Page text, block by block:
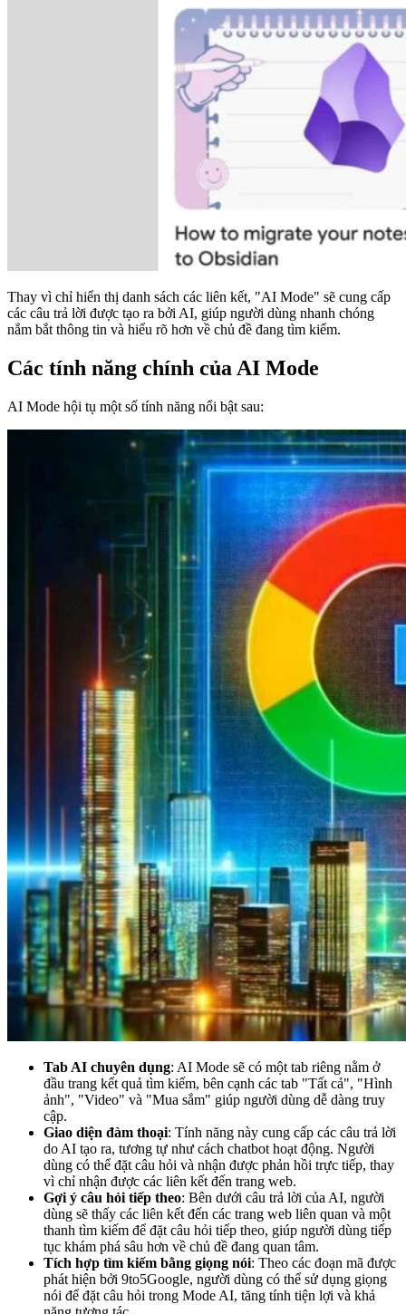
Thay vì chỉ hiển thị danh sách các liên kết, "AI Mode" sẽ cung cấp
các câu trả lời được tạo ra bởi AI, giúp người dùng nhanh chóng
nắm bắt thông tin và hiểu rõ hơn về chủ đề đang tìm kiếm.
Các tính năng chính của AI Mode
AI Mode hội tụ một số tính năng nổi bật sau:
Tab AI chuyên dụng: AI Mode sẽ có một tab riêng nằm ở
đầu trang kết quả tìm kiếm, bên cạnh các tab "Tất cả", "Hình
ảnh", "Video" và "Mua sắm" giúp người dùng dễ dàng truy
cập.
Giao diện đàm thoại: Tính năng này cung cấp các câu trả lời
do AI tạo ra, tương tự như cách chatbot hoạt động. Người
dùng có thể đặt câu hỏi và nhận được phản hồi trực tiếp, thay
vì chỉ nhận được các liên kết đến trang web.
Gợi ý câu hỏi tiếp theo: Bên dưới câu trả lời của AI, người
dùng sẽ thấy các liên kết đến các trang web liên quan và một
thanh tìm kiếm để đặt câu hỏi tiếp theo, giúp người dùng tiếp
tục khám phá sâu hơn về chủ đề đang quan tâm.
Tích hợp tìm kiếm bằng giọng nói: Theo các đoạn mã được
phát hiện bởi 9to5Google, người dùng có thể sử dụng giọng
nói để đặt câu hỏi trong Mode AI, tăng tính tiện lợi và khả